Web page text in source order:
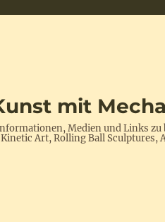
mit
Medien und Links
Art, Rolling Ball